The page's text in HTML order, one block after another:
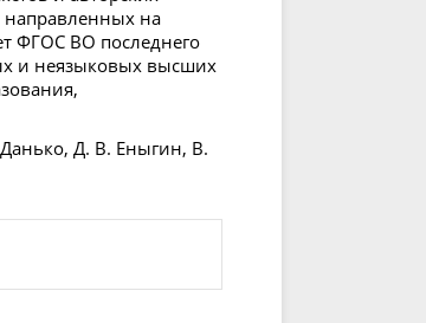
на
ФГОС ВО последнего
и неязыковых высших
Д. В. Еныгин, В.